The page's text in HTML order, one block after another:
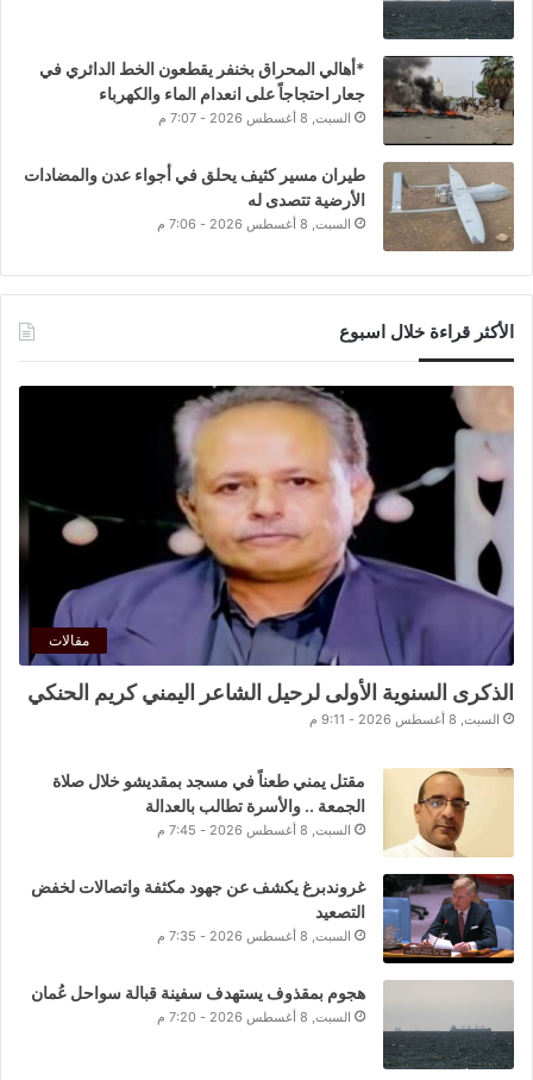
*أهالي المحراق بخنفر يقطعون الخط الدائري في
جعار احتجاجاً على انعدام الماء والكهرباء
السبت, 8 أغسطس 2026 - 7:07 م
طيران مسير كثيف يحلق في أجواء عدن والمضادات
الأرضية تتصدى له
السبت, 8 أغسطس 2026 - 7:06 م
الأكثر قراءة خلال اسبوع
مقالات
الذكرى السنوية الأولى لرحيل الشاعر اليمني كريم الحنكي
السبت, 8 أغسطس 2026 - 9:11 م
مقتل يمني طعناً في مسجد بمقديشو خلال صلاة
الجمعة .. والأسرة تطالب بالعدالة
السبت, 8 أغسطس 2026 - 7:45 م
غروندبرغ يكشف عن جهود مكثفة واتصالات لخفض
التصعيد
السبت, 8 أغسطس 2026 - 7:35 م
هجوم بمقذوف يستهدف سفينة قبالة سواحل عُمان
السبت, 8 أغسطس 2026 - 7:20 م